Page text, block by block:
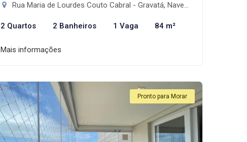
Rua Maria de Lourdes Couto Cabral - Gravatá, Navegantes-SC
2 Quartos 2 Banheiros 1 Vaga 84 m²
Mais informações
Pronto para Morar